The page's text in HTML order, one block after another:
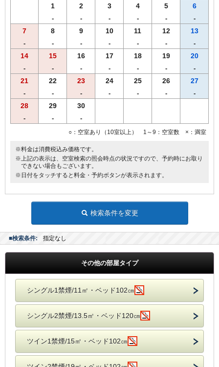
1
-
2
-
3
-
4
-
5
-
6
-
7
-
8
-
9
-
10
-
11
-
12
-
13
-
14
-
15
-
16
-
17
-
18
-
19
-
20
-
21
-
22
-
23
-
24
-
25
-
26
-
27
-
28
-
29
-
30
-
○：空室あり（10室以上） 1～9：空室数 ×：満室
※料金は消費税込み価格です。
※上記の表示は、空室検索の照会時点の状況ですので、予約時にお取り
できない場合もございます。
※日付をタッチすると料金・予約ボタンが表示されます。
検索条件を変更
■検索条件: 指定なし
その他の部屋タイプ
シングル1禁煙/11㎡・ベッド102㎝
シングル2禁煙/13.5㎡・ベッド120㎝
ツイン1禁煙/15㎡・ベッド102㎝